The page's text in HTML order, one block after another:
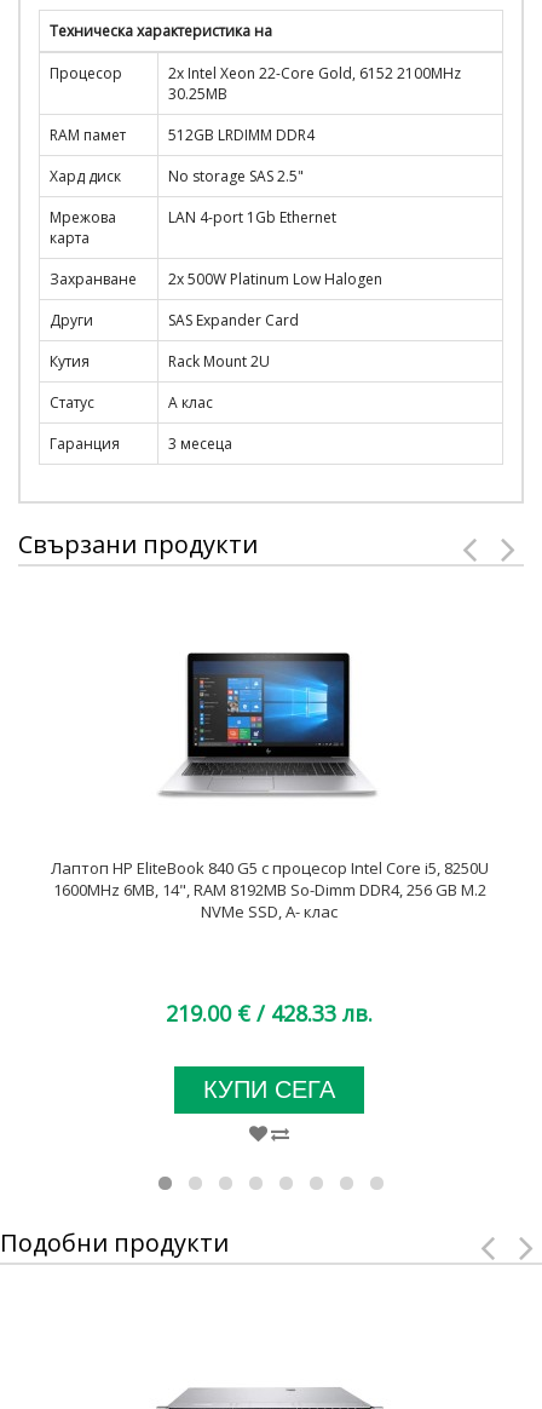
Техническа характеристика на
Процесор
2x Intel Xeon 22-Core Gold, 6152 2100MHz
30.25MB
RAM памет
512GB LRDIMM DDR4
Хард диск
No storage SAS 2.5"
Мрежова
карта
LAN 4-port 1Gb Ethernet
Захранване
2x 500W Platinum Low Halogen
Други
SAS Expander Card
Кутия
Rack Mount 2U
Статус
A клас
Гаранция
3 месеца
Свързани продукти
Лаптоп HP EliteBook 840 G5 с процесор Intel Core i5, 8250U
1600MHz 6MB, 14", RAM 8192MB So-Dimm DDR4, 256 GB M.2
NVMe SSD, A- клас
219.00 € / 428.33 лв.
КУПИ СЕГА
Подобни продукти